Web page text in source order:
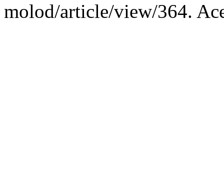
molod/article/view/364.